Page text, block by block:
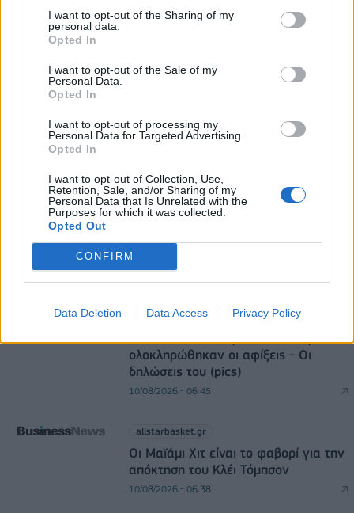
I want to opt-out of the Sharing of my
personal data.
Opted In
I want to opt-out of the Sale of my
Personal Data.
Opted In
I want to opt-out of processing my
Personal Data for Targeted Advertising.
Opted In
I want to opt-out of Collection, Use,
Retention, Sale, and/or Sharing of my
Personal Data that Is Unrelated with the
Purposes for which it was collected.
Opted Out
CONFIRM
Data Deletion Data Access Privacy Policy
Από τη Δυτική Αττική στη Νότια Γαλλία : Οι
εμπειρίες Ελλήνων και Γάλλων πυροσβεστών από
τα πύρινα μέτωπα
09/08/2026 - 12:08 ΚΟΣΜΟΣ
Αυξημένη η επιβατική κίνηση από το λιμάνι του
και Σάββατο
09/08/2026 - 12:33
DIRECTION BUSINESS NETWORK
allstarbasket.gr
ολοκληρώθηκαν οι αφίξεις - Οι
δηλώσεις του (pics)
10/08/2026 - 06:45
allstarbasket.gr
Οι Μαϊάμι Χιτ είναι το φαβορί για την
απόκτηση του Κλέι Τόμπσον
10/08/2026 - 06:38